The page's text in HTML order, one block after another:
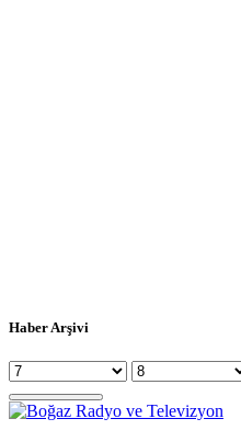
Haber Arşivi